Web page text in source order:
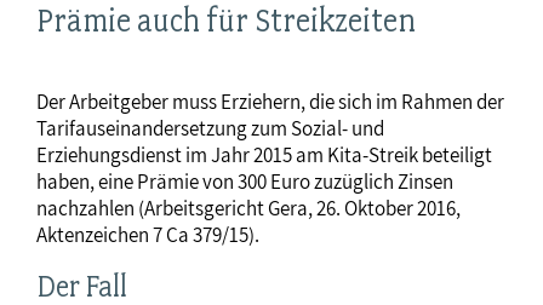
Prämie auch für Streikzeiten
Der Arbeitgeber muss Erziehern, die sich im Rahmen der
Tarifauseinandersetzung zum Sozial- und
Erziehungsdienst im Jahr 2015 am Kita-Streik beteiligt
haben, eine Prämie von 300 Euro zuzüglich Zinsen
nachzahlen (Arbeitsgericht Gera, 26. Oktober 2016,
Aktenzeichen 7 Ca 379/15).
Der Fall